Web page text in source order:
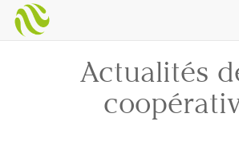
Actualités